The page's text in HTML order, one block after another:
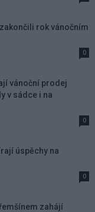
rok vánočním
0
vánoční prodej
v sádce i na
0
úspěchy na
0
zahájí